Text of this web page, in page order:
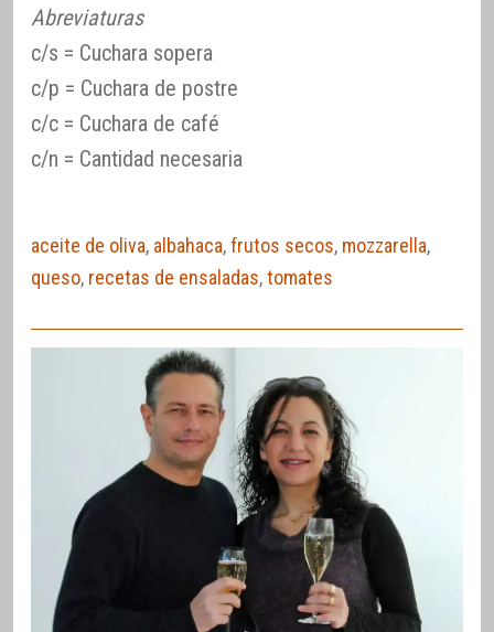
Abreviaturas
c/s = Cuchara sopera
c/p = Cuchara de postre
c/c = Cuchara de café
c/n = Cantidad necesaria
aceite de oliva, albahaca,frutos secos, mozzarella,
queso, recetas de ensaladas,tomates